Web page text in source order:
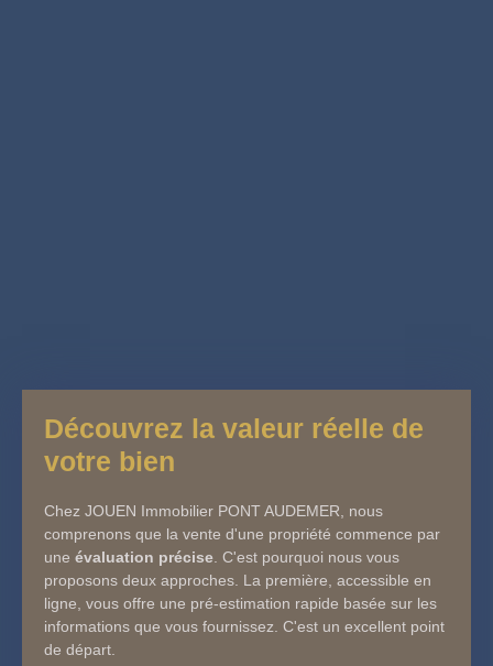
Découvrez la valeur réelle de
votre bien
Chez JOUEN Immobilier PONT AUDEMER, nous
comprenons que la vente d'une propriété commence par
une évaluation précise . C'est pourquoi nous vous
proposons deux approches. La première, accessible en
ligne, vous offre une pré-estimation rapide basée sur les
informations que vous fournissez. C'est un excellent point
de départ.